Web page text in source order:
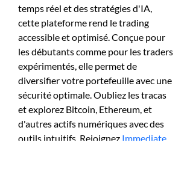
temps réel et des stratégies d'IA,
cette plateforme rend le trading
accessible et optimisé. Conçue pour
les débutants comme pour les traders
expérimentés, elle permet de
diversifier votre portefeuille avec une
sécurité optimale. Oubliez les tracas
et explorez Bitcoin, Ethereum, et
d'autres actifs numériques avec des
outils intuitifs. Rejoignez Immediate